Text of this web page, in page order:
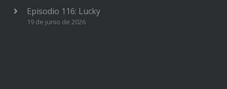
Episodio 116: Lucky
19 de junio de 2026